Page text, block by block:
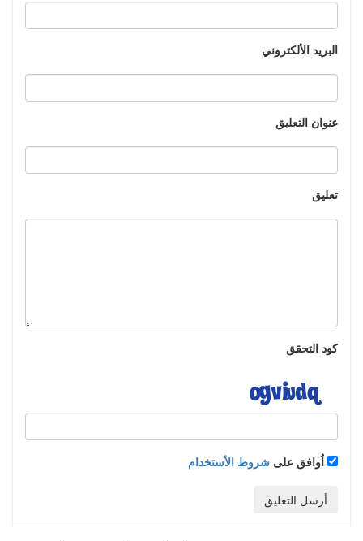
البريد الألكتروني
عنوان التعليق
تعليق
كود التحقق
اُوافق على شروط الأستخدام
أرسل التعليق